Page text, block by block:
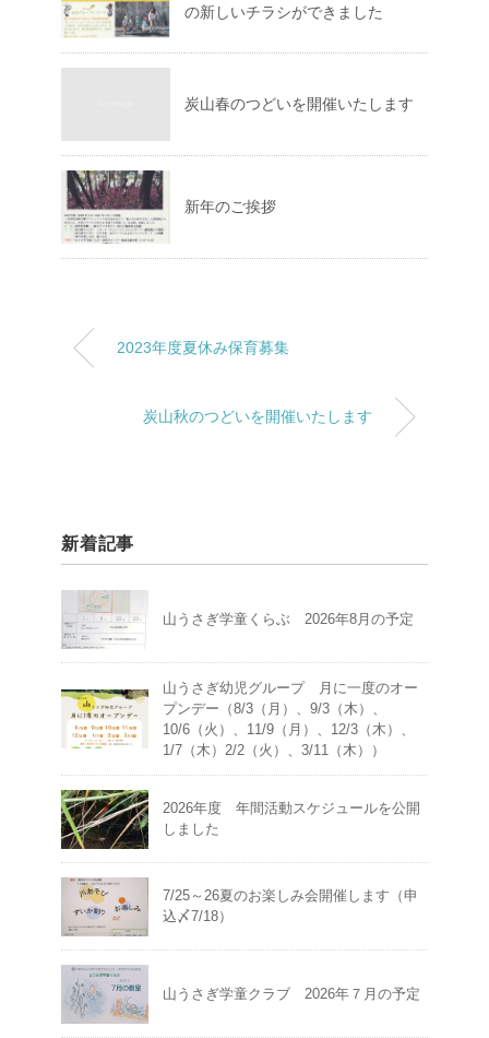
の新しいチラシができました
炭山春のつどいを開催いたします
新年のご挨拶
2023年度夏休み保育募集
炭山秋のつどいを開催いたします
新着記事
山うさぎ学童くらぶ 2026年8月の予定
山うさぎ幼児グループ 月に一度のオー
プンデー（8/3（月）、9/3（木）、
10/6（火）、11/9（月）、12/3（木）、
1/7（木）2/2（火）、3/11（木））
2026年度 年間活動スケジュールを公開
しました
7/25～26夏のお楽しみ会開催します（申
込〆7/18）
山うさぎ学童クラブ 2026年７月の予定